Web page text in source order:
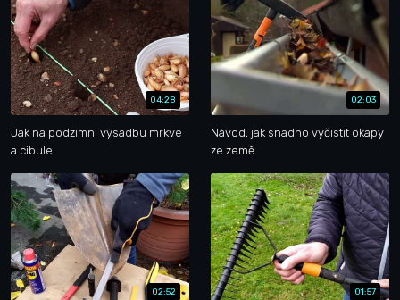
04:28
Jak na podzimní výsadbu mrkve
a cibule
02:03
Návod, jak snadno vyčistit okapy
ze země
02:52 01:57